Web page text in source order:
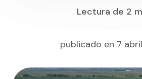
Lectura de 2
publicado en 7